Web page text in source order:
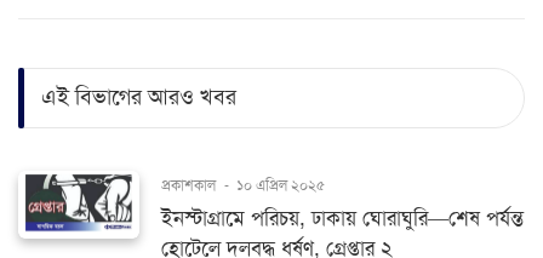
এই বিভাগের আরও খবর
প্রকাশকাল - ১০ এপ্রিল ২০২৫
ইনস্টাগ্রামে পরিচয়, ঢাকায় ঘোরাঘুরি—শেষ পর্যন্ত
হোটেলে দলবদ্ধ ধর্ষণ, গ্রেপ্তার ২